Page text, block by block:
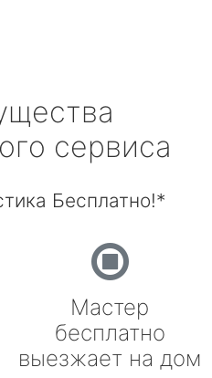
сервиса
Бесплатно!*
Мастер
бесплатно
выезжает на дом